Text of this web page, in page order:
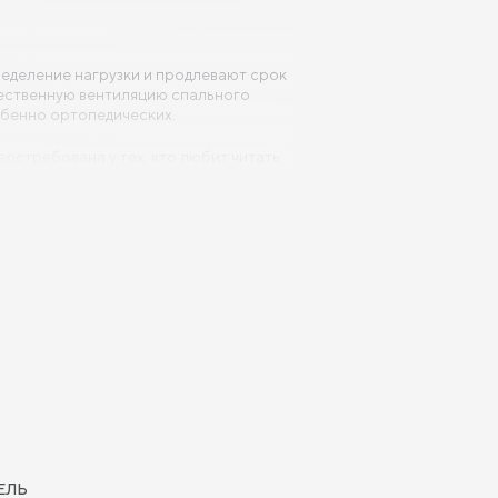
нагрузки и продлевают срок
вентиляцию спального
ортопедических.